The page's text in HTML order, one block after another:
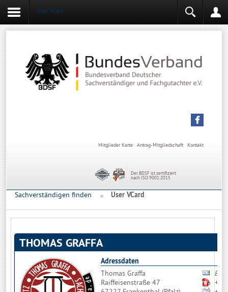
User VCard
Angemeldet bleiben
Kontakt
Antrag-Mitgliedschaft
Mitglieder Karte
Der BDSF ist zertifiziert
nach ISO 9001:2015
Sachverständigen finden User VCard
THOMAS GRAFFA
Adressdaten
Thomas Graffa
Raiffeisenstraße 47